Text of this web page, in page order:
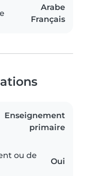
Arabe
Français
Enseignement
primaire
ou de
Oui